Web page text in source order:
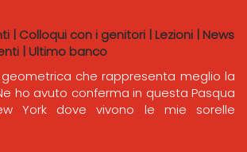
| Colloqui con i genitori | Lezioni | News
| Ultimo banco
che rappresenta meglio la
ho avuto conferma in questa Pasqua
York dove vivono le mie sorelle